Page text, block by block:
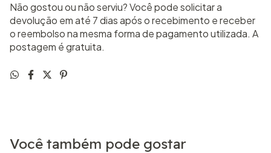
Não gostou ou não serviu? Você pode solicitar a
devolução em até 7 dias após o recebimento e receber
o reembolso na mesma forma de pagamento utilizada. A
postagem é gratuita.
Você também pode gostar